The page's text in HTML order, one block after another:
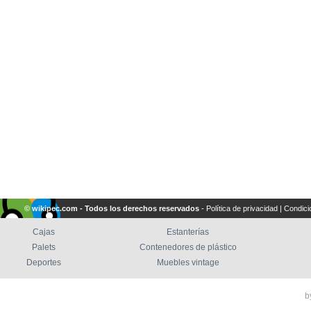
© wikipec.com - Todos los derechos reservados - Política de privacidad |
Cajas
Estanterías
Palets
Contenedores de plástico
Deportes
Muebles vintage